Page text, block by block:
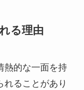
る理由
熱的な一面を持
れることがあり